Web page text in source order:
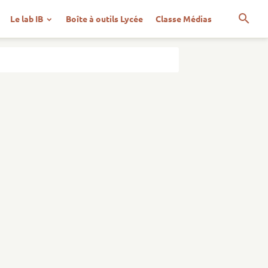
Le lab IB Boîte à outils Lycée Classe Médias